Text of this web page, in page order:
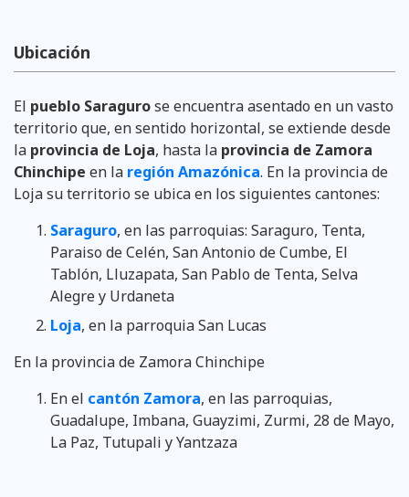
Ubicación
El pueblo Saragurose encuentra asentado en un vasto
territorio que, en sentido horizontal, se extien­de desde
la provincia de Loja, hasta la provincia de Zamora
Chinchipe en la región Amazónica. En la provincia de
Loja su territorio se ubica en los siguientes cantones:
Saraguro, en las parroquias: Saraguro, Tenta,
Paraiso de Celén, San Antonio de Cumbe, El
Tablón, Lluzapata, San Pablo de Tenta, Selva
Alegre y Urdaneta
Loja, en la parroquia San Lucas
En la provincia de Zamora Chinchipe
En el cantón Zamora, en las parroquias,
Guadalupe, Imbana, Guayzimi, Zurmi, 28 de Mayo,
La Paz, Tutupali y Yantzaza